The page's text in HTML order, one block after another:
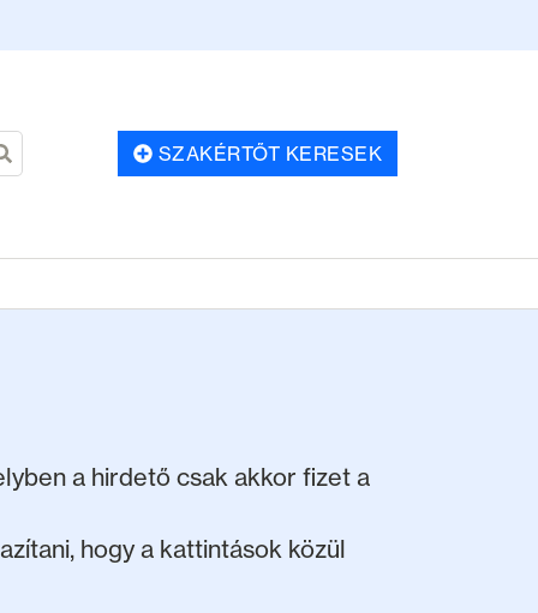
SZAKÉRTŐT KERESEK
a hirdető csak akkor fizet a
hogy a kattintások közül